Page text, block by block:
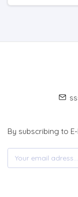
By subscribing to